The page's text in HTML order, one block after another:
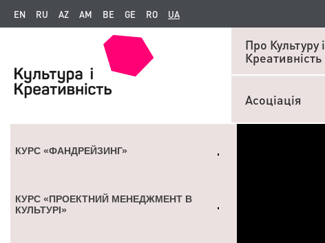
EN RU AZ AM BE GE RO UA
Про Культуру і
Креативність
Асоціація
КУРС «ФАНДРЕЙЗИНГ»
КУРС «ПРОЕКТНИЙ МЕНЕДЖМЕНТ В
КУЛЬТУРІ»